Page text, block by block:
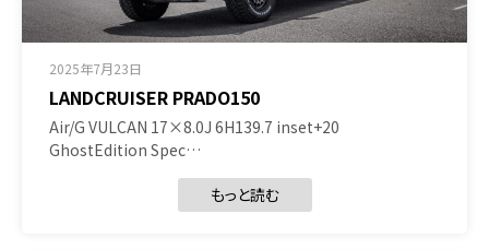
2025年7月23日
LANDCRUISER PRADO150
Air/G VULCAN 17×8.0J 6H139.7 inset+20
GhostEdition Spec…
もっと読む